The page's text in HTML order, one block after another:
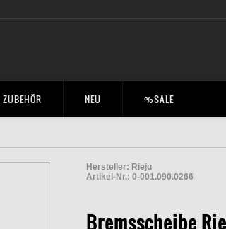
ZUBEHÖR NEU %SALE
Hersteller: Rieju
Artikel-Nr.: 0-001.090.0266
Bremsscheibe